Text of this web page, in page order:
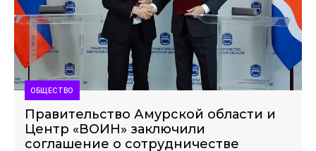
ОБЩЕСТВО
Правительство Амурской области и
Центр «ВОИН» заключили
соглашение о сотрудничестве